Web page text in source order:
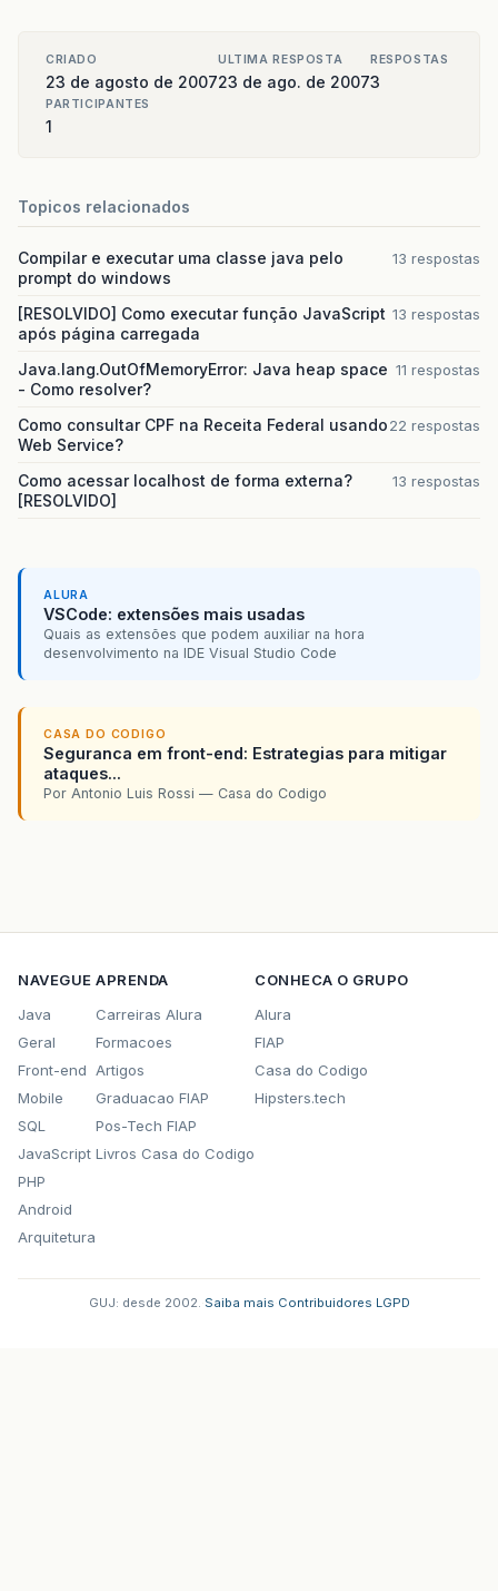
CRIADO
23 de agosto de 2007
ULTIMA RESPOSTA
23 de ago. de 2007
RESPOSTAS
3
PARTICIPANTES
1
Topicos relacionados
Compilar e executar uma classe java pelo
prompt do windows
13 respostas
[RESOLVIDO] Como executar função JavaScript
após página carregada
13 respostas
Java.lang.OutOfMemoryError: Java heap space
- Como resolver?
11 respostas
Como consultar CPF na Receita Federal usando
Web Service?
22 respostas
Como acessar localhost de forma externa?
[RESOLVIDO]
13 respostas
ALURA
VSCode: extensões mais usadas
Quais as extensões que podem auxiliar na hora
desenvolvimento na IDE Visual Studio Code
CASA DO CODIGO
Seguranca em front-end: Estrategias para mitigar
ataques...
Por Antonio Luis Rossi — Casa do Codigo
NAVEGUE
Java
Geral
Front-end
Mobile
SQL
JavaScript
PHP
Android
Arquitetura
APRENDA
Carreiras Alura
Formacoes
Artigos
Graduacao FIAP
Pos-Tech FIAP
Livros Casa do Codigo
CONHECA O GRUPO
Alura
FIAP
Casa do Codigo
Hipsters.tech
GUJ: desde 2002. Saiba mais Contribuidores LGPD